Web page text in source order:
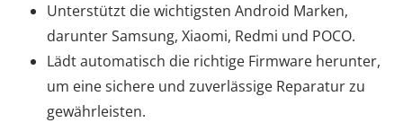
Unterstützt die wichtigsten Android Marken,
darunter Samsung, Xiaomi, Redmi und POCO.
Lädt automatisch die richtige Firmware herunter,
um eine sichere und zuverlässige Reparatur zu
gewährleisten.